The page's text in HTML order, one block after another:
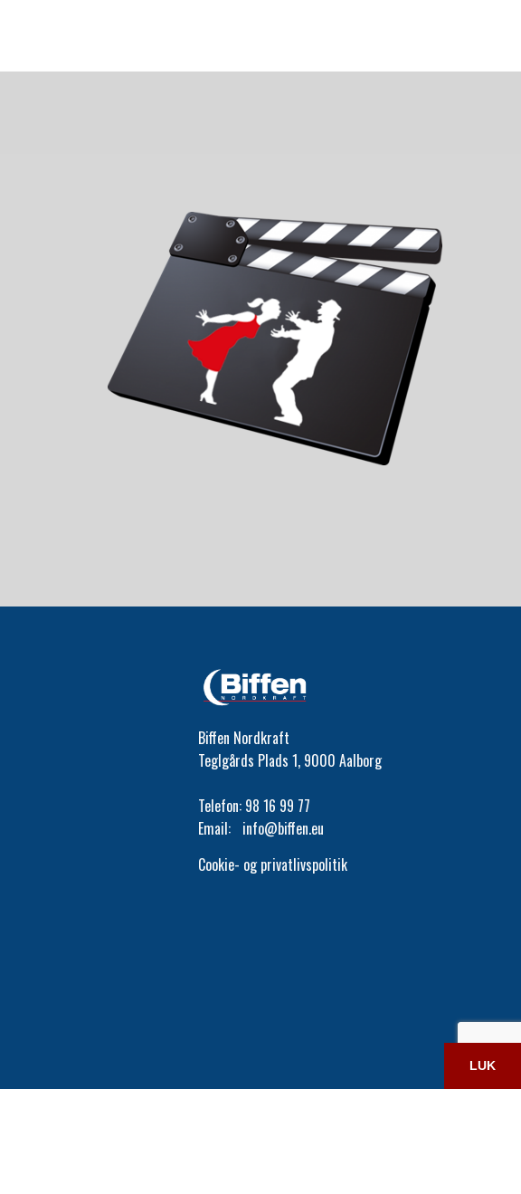
LUK
Biffen Nordkraft
Teglgårds Plads 1, 9000 Aalborg
Telefon: 98 16 99 77
Email: info@biffen.eu
Cookie- og privatlivspolitik